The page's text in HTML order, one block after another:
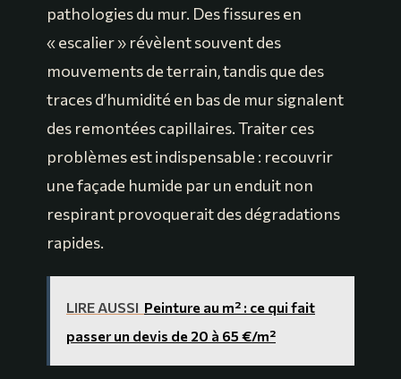
pathologies du mur. Des fissures en
« escalier » révèlent souvent des
mouvements de terrain, tandis que des
traces d’humidité en bas de mur signalent
des remontées capillaires. Traiter ces
problèmes est indispensable : recouvrir
une façade humide par un enduit non
respirant provoquerait des dégradations
rapides.
LIRE AUSSI Peinture au m² : ce qui fait
passer un devis de 20 à 65 €/m²